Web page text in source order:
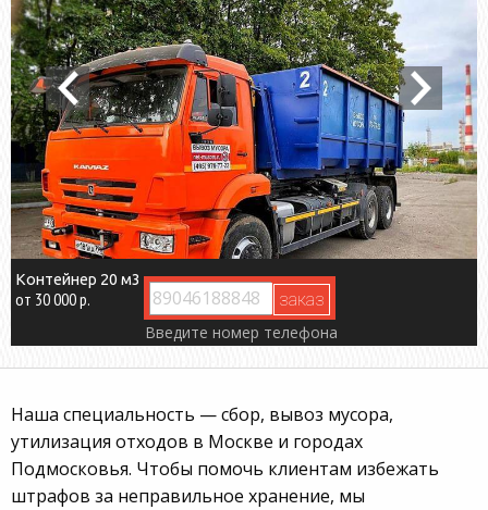
Контейнер 8 м3
от 17 000 р.
Введите номер телефона
Наша специальность — сбор, вывоз мусора,
утилизация отходов в Москве и городах
Подмосковья. Чтобы помочь клиентам избежать
штрафов за неправильное хранение, мы